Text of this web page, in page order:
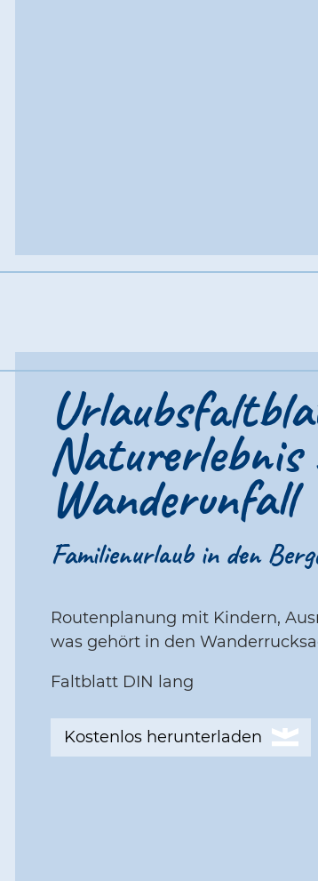
Wanderunfall
Familienurlaub in den
Routenplanung mit Kindern,
was gehört in den
Faltblatt DIN lang
Kostenlos herunterladen